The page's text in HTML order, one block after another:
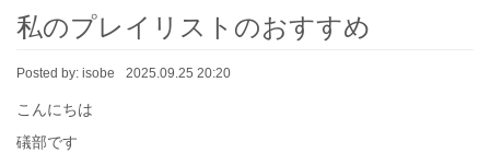
私のプレイリストのおすすめ
Posted by: isobe 2025.09.25 20:20
こんにちは
礒部です